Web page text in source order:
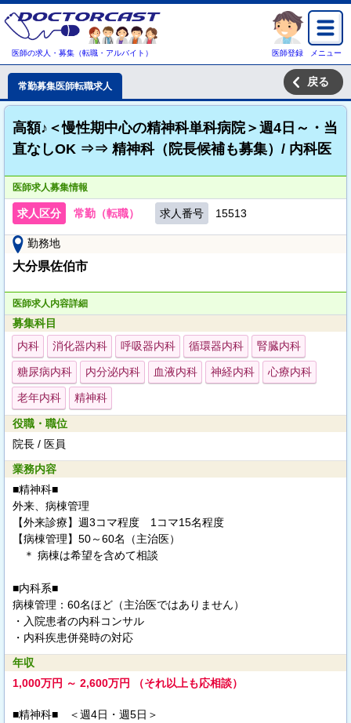
医師の求人・募集（転職・アルバイト） 医師登録 メニュー
常勤募集医師転職求人 戻る
高額♪＜慢性期中心の精神科単科病院＞週4日～・当
直なしOK ⇒⇒ 精神科（院長候補も募集）/ 内科医
医師求人募集情報
求人区分 常勤（転職） 求人番号 15513
勤務地
大分県佐伯市
医師求人内容詳細
募集科目
内科
消化器内科 呼吸器内科 循環器内科 腎臓内科
糖尿病内科 内分泌内科 血液内科 神経内科 心療内科
老年内科 精神科
役職・職位
院長 / 医員
業務内容
■精神科■
外来、病棟管理
【外来診療】週3コマ程度 1コマ15名程度
【病棟管理】50～60名（主治医）
＊ 病棟は希望を含めて相談
■内科系■
病棟管理：60名ほど（主治医ではありません）
・入院患者の内科コンサル
・内科疾患併発時の対応
年収
1,000万円 ～ 2,600万円 （それ以上も応相談）
■精神科■ ＜週4日・週5日＞